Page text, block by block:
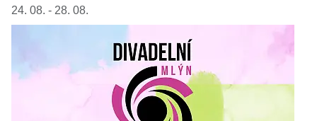
24. 08. - 28. 08.